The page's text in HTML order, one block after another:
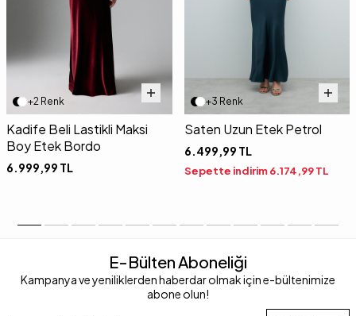
+2 Renk
Kadife Beli Lastikli Maksi
Boy Etek Bordo
6.999,99 TL
+3 Renk
Saten Uzun Etek Petrol
6.499,99 TL
Sepette indirim6.174,99TL
E-Bülten Aboneliği
Kampanya ve yeniliklerden haberdar olmak için e-bültenimize
abone olun!